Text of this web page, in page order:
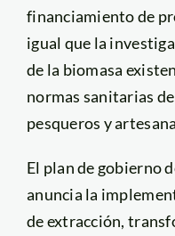
financiamiento de
igual que la
de la biomasa
normas sanitarias
pesqueros y
El plan de gobierno
anuncia la
de extracción,